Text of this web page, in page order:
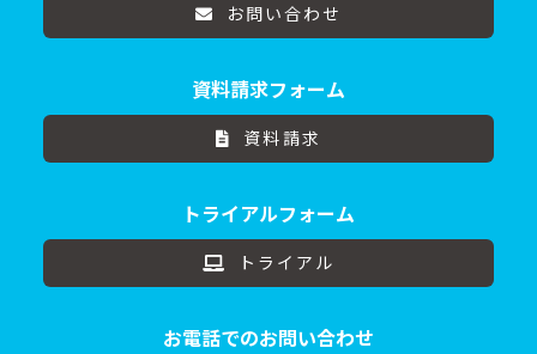
お問い合わせ
資料請求フォーム
資料請求
トライアルフォーム
トライアル
お電話でのお問い合わせ